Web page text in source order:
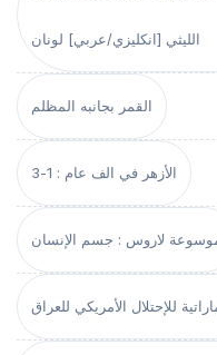
الليثي [انكليزي/عربي] لونان
القمر بجانبه المظلم
الأزهر في الف عام : 1-3
لاروس : جسم الإنسان
للإحتلال الأمريكي للعراق